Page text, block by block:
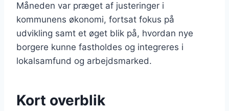
Måneden var præget af justeringer i
kommunens økonomi, fortsat fokus på
udvikling samt et øget blik på, hvordan nye
borgere kunne fastholdes og integreres i
lokalsamfund og arbejdsmarked.
Kort overblik